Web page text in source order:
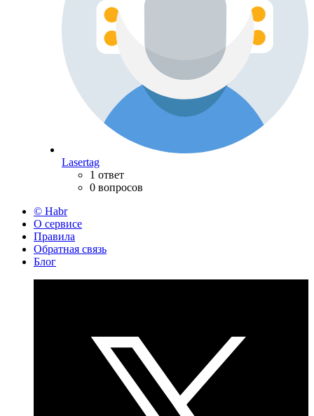
Lasertag
1 ответ
0 вопросов
© Habr
О сервисе
Правила
Обратная связь
Блог